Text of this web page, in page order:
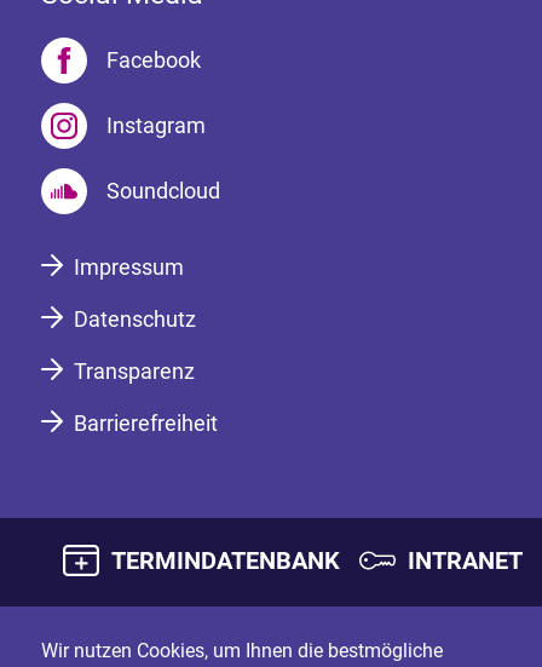
Facebook
Instagram
Soundcloud
Impressum
Datenschutz
Transparenz
Barrierefreiheit
TERMINDATENBANK INTRANET
Wir nutzen Cookies, um Ihnen die bestmögliche